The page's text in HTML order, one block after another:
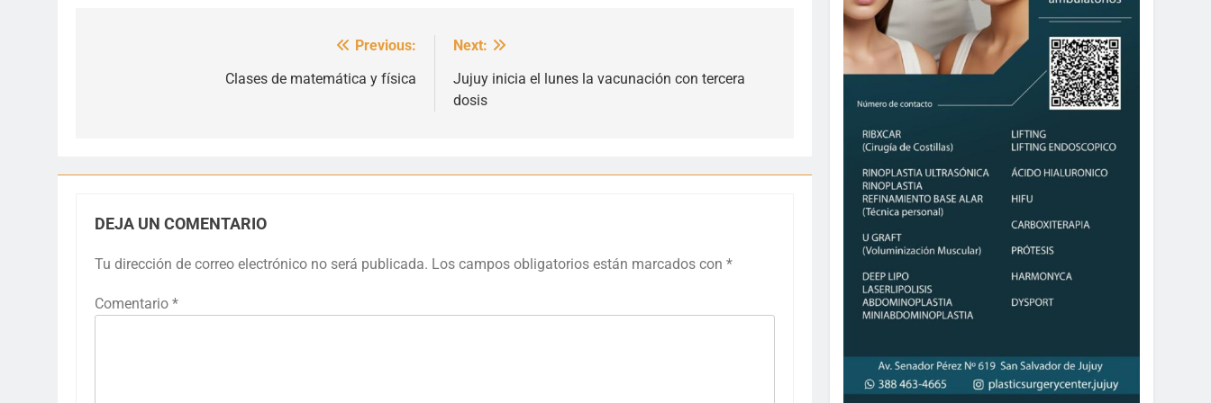
Previous:
Clases de matemática y física
Next:
Jujuy inicia el lunes la vacunación con tercera
dosis
DEJA UN COMENTARIO
Tu dirección de correo electrónico no será publicada. Los campos obligatorios están marcados con *
Comentario *